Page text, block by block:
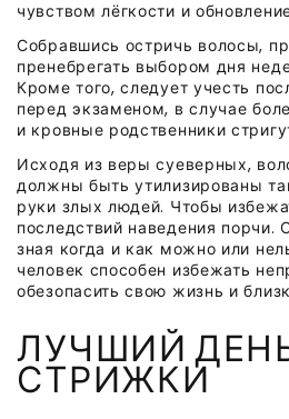
чувством лёгкости и
Собравшись остричь волосы,
пренебрегать выбором дня
Кроме того, следует учесть
перед экзаменом, в случае
и кровные родственники
Исходя из веры суеверных,
должны быть утилизированы
руки злых людей. Чтобы
последствий наведения порчи.
зная когда и как можно или
человек способен избежать
обезопасить свою жизнь и
ЛУЧШИЙ
СТРИЖКИ